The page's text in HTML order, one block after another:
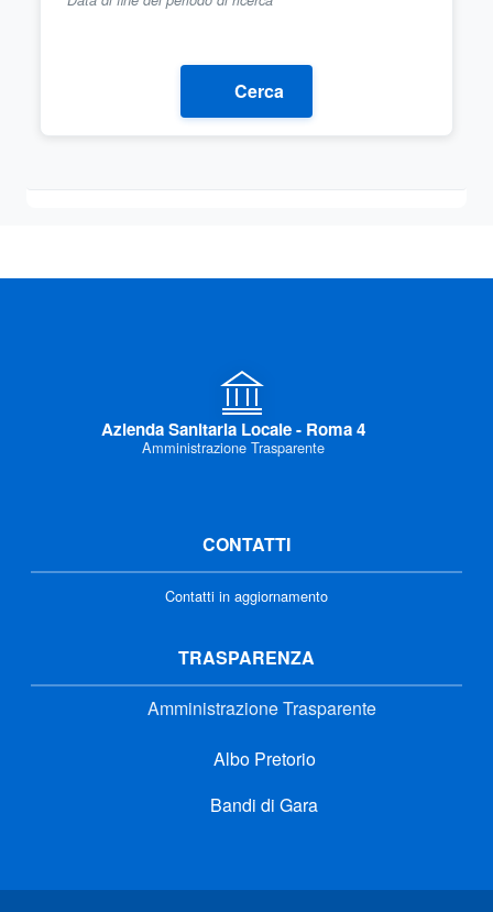
Cerca
Azienda Sanitaria Locale - Roma 4
Amministrazione Trasparente
CONTATTI
Contatti in aggiornamento
TRASPARENZA
Amministrazione Trasparente
Albo Pretorio
Bandi di Gara